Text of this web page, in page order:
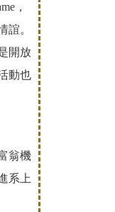
，
誼。
開放
動也
翁機
系上